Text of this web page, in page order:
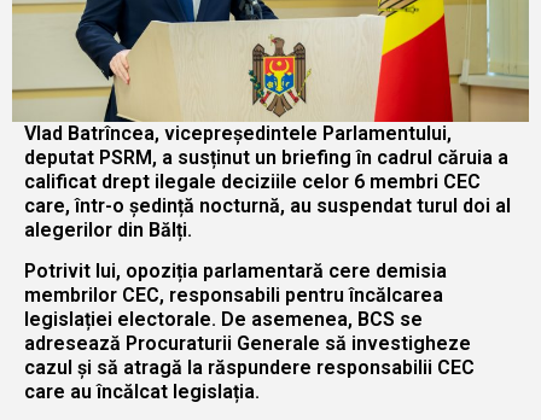
Vlad Batrîncea, vicepreședintele Parlamentului,
deputat PSRM, a susținut un briefing în cadrul căruia a
calificat drept ilegale deciziile celor 6 membri CEC
care, într-o ședință nocturnă, au suspendat turul doi al
alegerilor din Bălți.
Potrivit lui, opoziția parlamentară cere demisia
membrilor CEC, responsabili pentru încălcarea
legislației electorale. De asemenea, BCS se
adresează Procuraturii Generale să investigheze
cazul și să atragă la răspundere responsabilii CEC
care au încălcat legislația.